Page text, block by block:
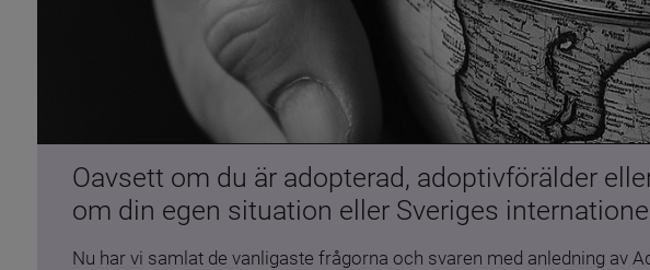
Oavsett om du är adopterad, adoptivförälder
om din egen situation eller Sveriges
Nu har vi samlat de vanligaste frågorna och svaren med anledning av